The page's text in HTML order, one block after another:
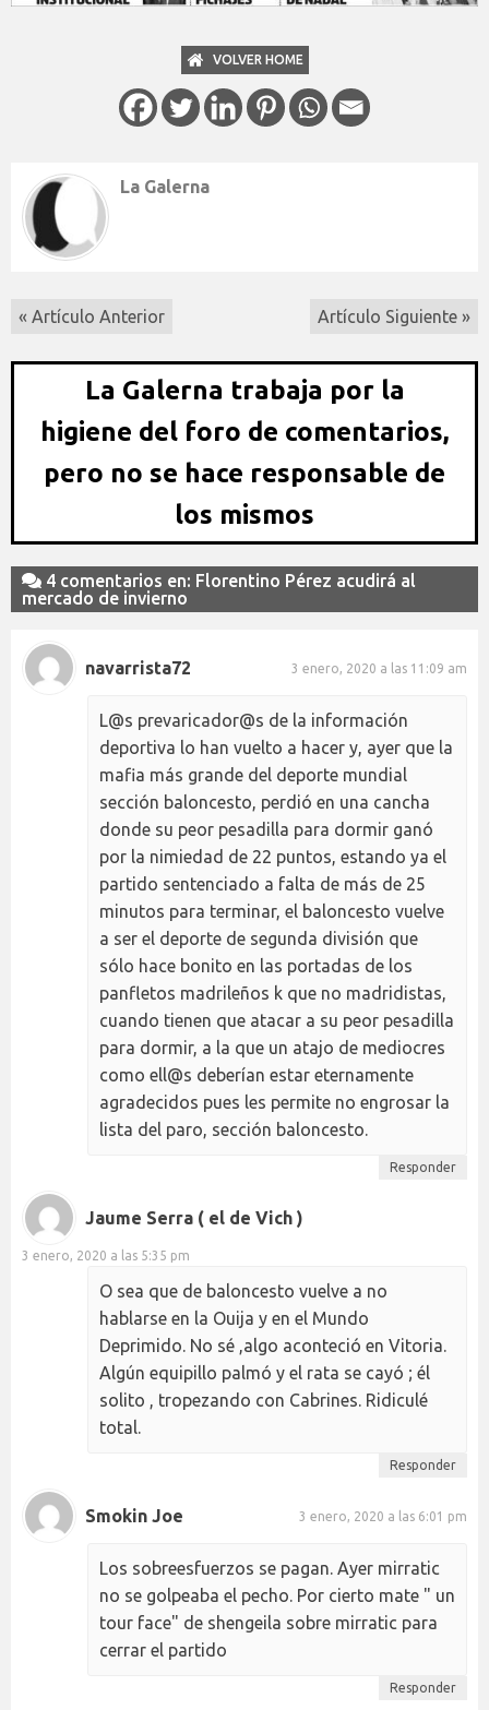
VOLVER HOME
La Galerna
« Artículo Anterior Artículo Siguiente »
La Galerna trabaja por la
higiene del foro de comentarios,
pero no se hace responsable de
los mismos
4 comentarios en: Florentino Pérez acudirá al
mercado de invierno
navarrista72 3 enero, 2020 a las 11:09 am
L@s prevaricador@s de la información
deportiva lo han vuelto a hacer y, ayer que la
mafia más grande del deporte mundial
sección baloncesto, perdió en una cancha
donde su peor pesadilla para dormir ganó
por la nimiedad de 22 puntos, estando ya el
partido sentenciado a falta de más de 25
minutos para terminar, el baloncesto vuelve
a ser el deporte de segunda división que
sólo hace bonito en las portadas de los
panfletos madrileños k que no madridistas,
cuando tienen que atacar a su peor pesadilla
para dormir, a la que un atajo de mediocres
como ell@s deberían estar eternamente
agradecidos pues les permite no engrosar la
lista del paro, sección baloncesto.
Responder
Jaume Serra ( el de Vich )
3 enero, 2020 a las 5:35 pm
O sea que de baloncesto vuelve a no
hablarse en la Ouija y en el Mundo
Deprimido. No sé ,algo aconteció en Vitoria.
Algún equipillo palmó y el rata se cayó ; él
solito , tropezando con Cabrines. Ridiculé
total.
Responder
Smokin Joe 3 enero, 2020 a las 6:01 pm
Los sobreesfuerzos se pagan. Ayer mirratic
no se golpeaba el pecho. Por cierto mate " un
tour face" de shengeila sobre mirratic para
cerrar el partido
Responder